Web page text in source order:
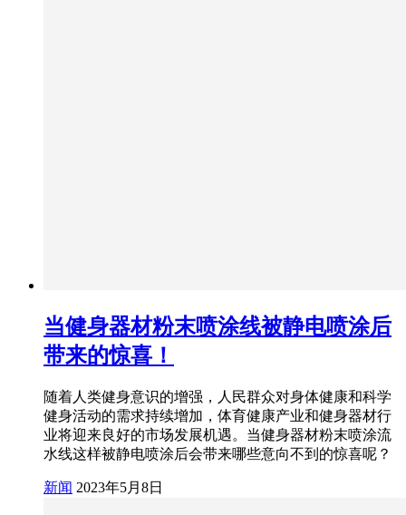
当健身器材粉末喷涂线被静电喷涂后
带来的惊喜！
随着人类健身意识的增强，人民群众对身体健康和科学
健身活动的需求持续增加，体育健康产业和健身器材行
业将迎来良好的市场发展机遇。当健身器材粉末喷涂流
水线这样被静电喷涂后会带来哪些意向不到的惊喜呢？
新闻 2023年5月8日